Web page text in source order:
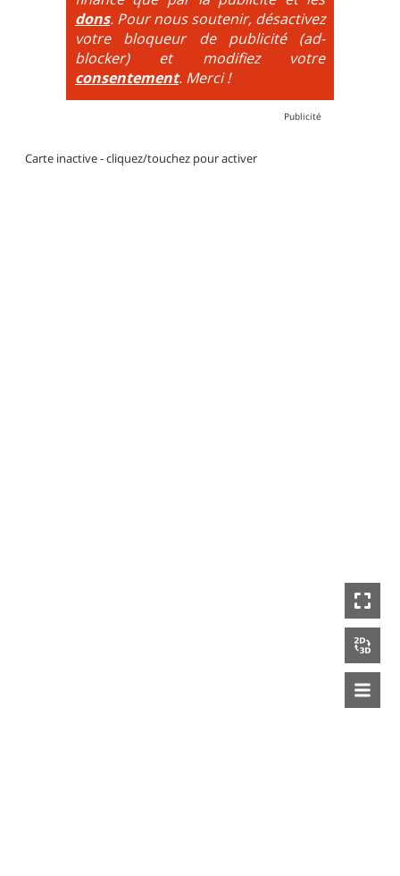
dons. Pour nous soutenir, désactivez
votre bloqueur de publicité (ad-
blocker) et modifiez votre
consentement. Merci !